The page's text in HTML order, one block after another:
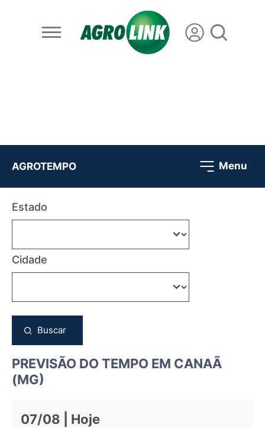
AGROTEMPO Menu
Estado
Cidade
Buscar
PREVISÃO DO TEMPO EM CANAÃ
(MG)
07/08 | Hoje